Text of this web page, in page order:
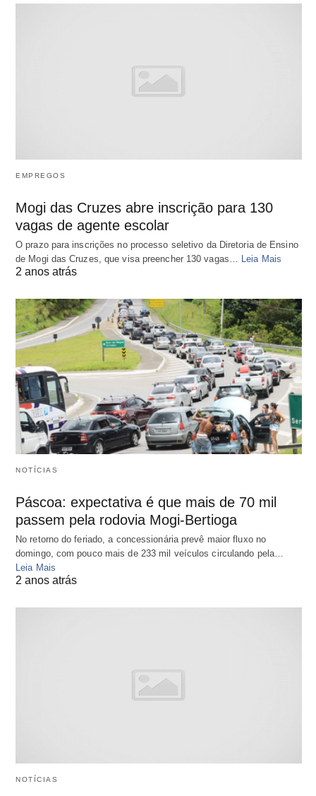
EMPREGOS
Mogi das Cruzes abre inscrição para 130
vagas de agente escolar
O prazo para inscrições no processo seletivo da Diretoria de Ensino
de Mogi das Cruzes, que visa preencher 130 vagas… Leia Mais
2 anos atrás
NOTÍCIAS
Páscoa: expectativa é que mais de 70 mil
passem pela rodovia Mogi-Bertioga
No retorno do feriado, a concessionária prevê maior fluxo no
domingo, com pouco mais de 233 mil veículos circulando pela…
Leia Mais
2 anos atrás
NOTÍCIAS